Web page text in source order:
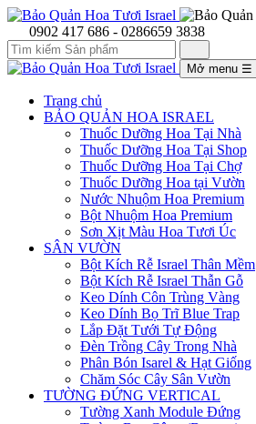
0902 417 686 - 0286659 3838
Mở menu ☰
Trang chủ
BẢO QUẢN HOA ISRAEL
Thuốc Dưỡng Hoa Tại Nhà
Thuốc Dưỡng Hoa Tại Shop
Thuốc Dưỡng Hoa Tại Chợ
Thuốc Dưỡng Hoa tại Vườn
Nước Nhuộm Hoa Premium
Bột Nhuộm Hoa Premium
Sơn Xịt Màu Hoa Tươi Úc
SÂN VƯỜN
Bột Kích Rễ Israel Thân Mềm
Bột Kích Rễ Israel Thẫn Gỗ
Keo Dính Côn Trùng Vàng
Keo Dính Bọ Trĩ Blue Trap
Lắp Đặt Tưới Tự Động
Đèn Trồng Cây Trong Nhà
Phân Bón Isarel & Hạt Giống
Chăm Sóc Cây Sân Vườn
TƯỜNG ĐỨNG VERTICAL
Tường Xanh Module Đứng